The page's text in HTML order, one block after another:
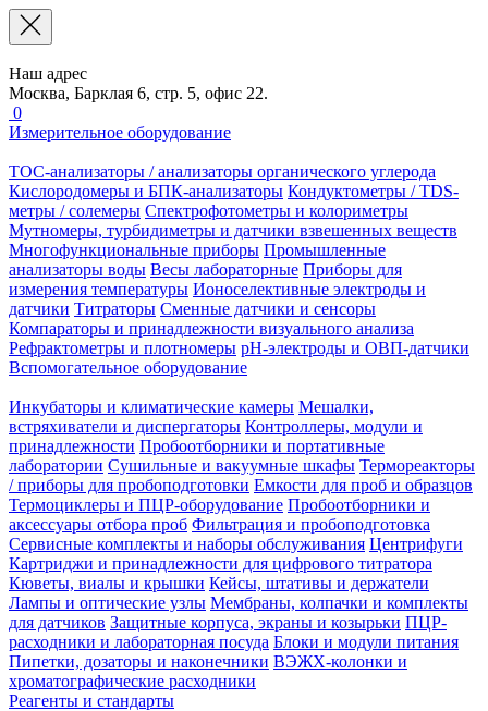
Наш адрес
Москва, Барклая 6, стр. 5, офис 22.
0
Измерительное оборудование
TOC-анализаторы / анализаторы органического углерода
Кислородомеры и БПК-анализаторы Кондуктометры / TDS-
метры / солемеры Спектрофотометры и колориметры
Мутномеры, турбидиметры и датчики взвешенных веществ
Многофункциональные приборы Промышленные
анализаторы воды Весы лабораторные Приборы для
измерения температуры Ионоселективные электроды и
датчики Титраторы Сменные датчики и сенсоры
Компараторы и принадлежности визуального анализа
Рефрактометры и плотномеры pH-электроды и ОВП-датчики
Вспомогательное оборудование
Инкубаторы и климатические камеры Мешалки,
встряхиватели и диспергаторы Контроллеры, модули и
принадлежности Пробоотборники и портативные
лаборатории Сушильные и вакуумные шкафы Термореакторы
/ приборы для пробоподготовки Емкости для проб и образцов
Термоциклеры и ПЦР-оборудование Пробоотборники и
аксессуары отбора проб Фильтрация и пробоподготовка
Сервисные комплекты и наборы обслуживания Центрифуги
Картриджи и принадлежности для цифрового титратора
Кюветы, виалы и крышки Кейсы, штативы и держатели
Лампы и оптические узлы Мембраны, колпачки и комплекты
для датчиков Защитные корпуса, экраны и козырьки ПЦР-
расходники и лабораторная посуда Блоки и модули питания
Пипетки, дозаторы и наконечники ВЭЖХ-колонки и
хроматографические расходники
Реагенты и стандарты